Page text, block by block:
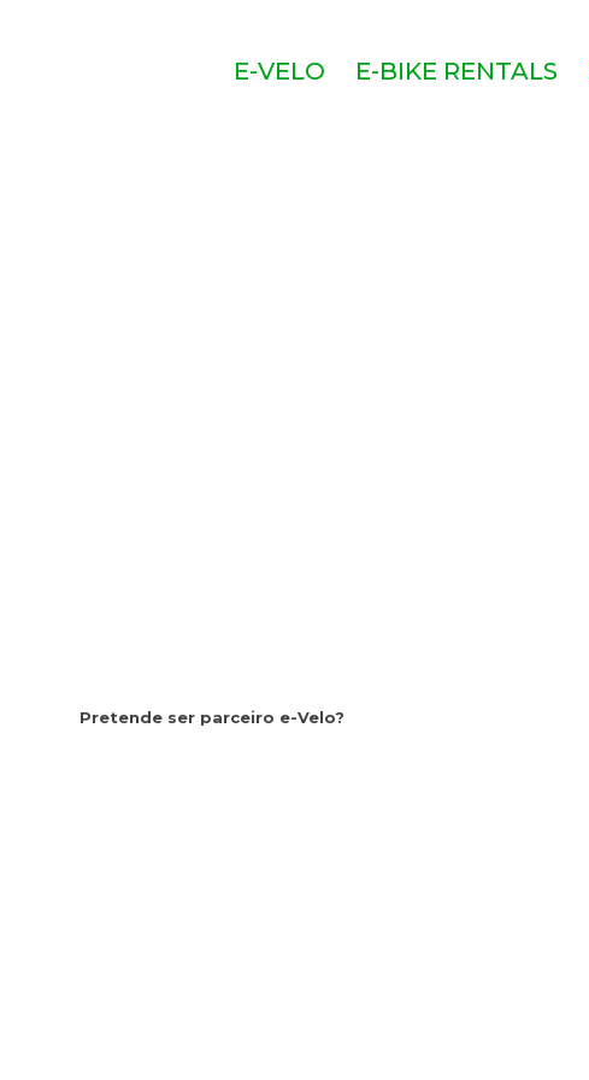
E-VELO E-BIKE RENTALS
Pretende ser parceiro e-Velo?